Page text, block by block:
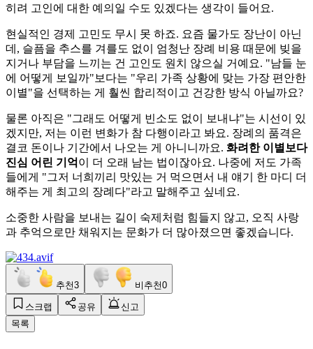
히려 고인에 대한 예의일 수도 있겠다는 생각이 들어요.
현실적인 경제 고민도 무시 못 하죠. 요즘 물가도 장난이 아닌
데, 슬픔을 추스를 겨를도 없이 엄청난 장례 비용 때문에 빚을
지거나 부담을 느끼는 건 고인도 원치 않으실 거예요. "남들 눈
에 어떻게 보일까"보다는 "우리 가족 상황에 맞는 가장 편안한
이별"을 선택하는 게 훨씬 합리적이고 건강한 방식 아닐까요?
물론 아직은 "그래도 어떻게 빈소도 없이 보내냐"는 시선이 있
겠지만, 저는 이런 변화가 참 다행이라고 봐요. 장례의 품격은
결코 돈이나 기간에서 나오는 게 아니니까요. 화려한 이별보다
진심 어린 기억 이 더 오래 남는 법이잖아요. 나중에 저도 가족
들에게 "그저 너희끼리 맛있는 거 먹으면서 내 얘기 한 마디 더
해주는 게 최고의 장례다"라고 말해주고 싶네요.
소중한 사람을 보내는 길이 숙제처럼 힘들지 않고, 오직 사랑
과 추억으로만 채워지는 문화가 더 많아졌으면 좋겠습니다.
추천3 비추천0
스크랩 공유
신고
목록